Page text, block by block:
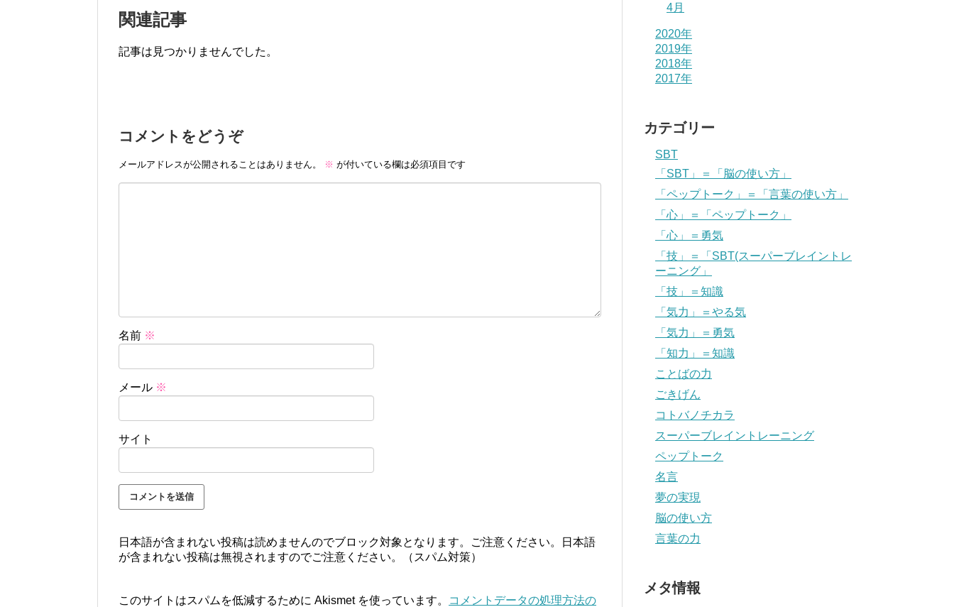
関連記事
記事は見つかりませんでした。
コメントをどうぞ
メールアドレスが公開されることはありません。 ※ が付いている欄は必須項目です
名前 ※
メール ※
サイト
日本語が含まれない投稿は読めませんのでブロック対象となります。ご注意ください。日本語
が含まれない投稿は無視されますのでご注意ください。（スパム対策）
このサイトはスパムを低減するために Akismet を使っています。
コメントデータの処理方法の
4月
2020年
2019年
2018年
2017年
カテゴリー
SBT
「SBT」＝「脳の使い方」
「ペップトーク」＝「言葉の使い方」
「心」＝「ペップトーク」
「心」＝勇気
「技」＝「SBT(スーパーブレイントレ
ーニング」
「技」＝知識
「気力」＝やる気
「気力」＝勇気
「知力」＝知識
ことばの力
ごきげん
コトバノチカラ
スーパーブレイントレーニング
ペップトーク
名言
夢の実現
脳の使い方
言葉の力
メタ情報